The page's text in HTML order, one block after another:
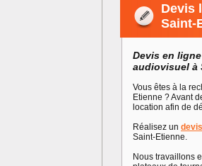
Devis
Saint-
Devis en
audiovisuel à
Vous êtes à la
Etienne ? Avant
location afin de
Réalisez un
Saint-Etienne.
Nous travaillons